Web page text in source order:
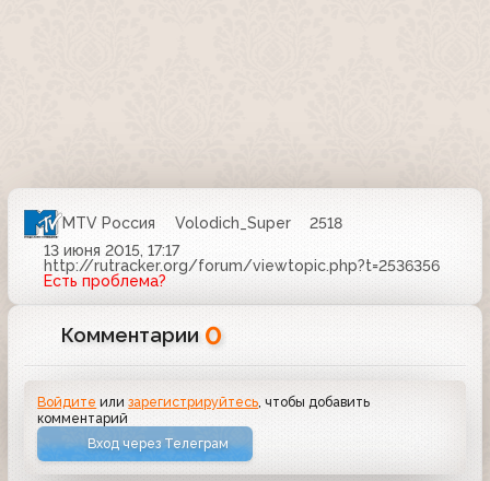
MTV Россия Volodich_Super
2518
13 июня 2015, 17:17
http://rutracker.org/forum/viewtopic.php?t=2536356
Есть проблема?
Комментарии 0
Войдите илизарегистрируйтесь , чтобы добавить
комментарий
Вход через Телеграм